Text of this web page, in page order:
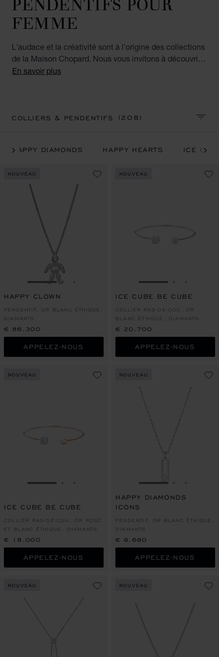
FEMME
L'audace et la créativité sont à l'origine des collections
de la Maison Chopard. Nous vous invitons à découvrir
les colliers et pendentifs pour femme uniques et
Chopardissimo.
En savoir plus
COLLIERS & PENDENTIFS(208)
HAPPY DIAMONDS HAPPY HEARTS ICE
NOUVEAU
ALLER À LA DIAPOSITIVE 1
ALLER À LA DIAPOSITIVE 2
ALLER À LA DIAPOSITIVE 3
HAPPY CLOWN
PENDENTIF, OR BLANC ÉTHIQUE,
DIAMANTS
€ 86,300
APPELEZ-NOUS
NOUVEAU
ALLER À LA
ICE CUBE BE CUBE
COLLIER RAS-DE-COU, OR
BLANC ÉTHIQUE, DIAMANTS
€ 20,700
APPELEZ-NOUS
NOUVEAU
ALLER À LA DIAPOSITIVE 1
ALLER À LA DIAPOSITIVE 2
ALLER À LA DIAPOSITIVE 3
ICE CUBE BE CUBE
COLLIER RAS-DE-COU, OR ROSE
ET BLANC ÉTHIQUE, DIAMANTS
€ 18,000
APPELEZ-NOUS
NOUVEAU
ALLER À LA
HAPPY DIAMONDS
ICONS
PENDENTIF, OR BLANC ÉTHIQUE,
DIAMANTS
€ 9,680
APPELEZ-NOUS
NOUVEAU NOUVEAU